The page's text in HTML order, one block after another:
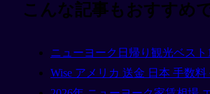
こんな記事もおすすめ
ニューヨーク日帰り観光ベスト
Wise アメリカ 送金 日本 手数料